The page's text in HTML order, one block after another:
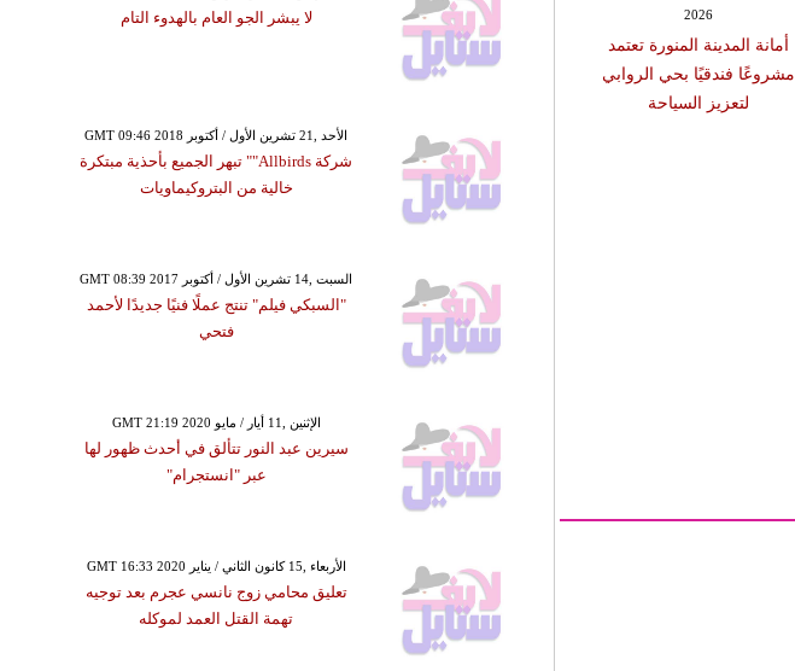
2026
أمانة المدينة المنورة تعتمد
مشروعًا فندقيًا بحي الروابي
لتعزيز السياحة
لا يبشر الجو العام بالهدوء التام
GMT 09:46 2018 الأحد ,21 تشرين الأول / أكتوبر
شركة Allbirds"" تبهر الجميع بأحذية مبتكرة
خالية من البتروكيماويات
GMT 08:39 2017 السبت ,14 تشرين الأول / أكتوبر
"السبكي فيلم" تنتج عملًا فنيًا جديدًا لأحمد
فتحي
GMT 21:19 2020 الإثنين ,11 أيار / مايو
سيرين عبد النور تتألق في أحدث ظهور لها
عبر "انستجرام"
GMT 16:33 2020 الأربعاء ,15 كانون الثاني / يناير
تعليق محامي زوج نانسي عجرم بعد توجيه
تهمة القتل العمد لموكله